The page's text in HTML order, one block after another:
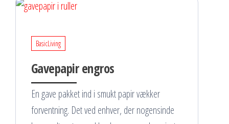
BasicLiving
Gavepapir engros
En gave pakket ind i smukt papir vækker
forventning. Det ved enhver, der nogensinde